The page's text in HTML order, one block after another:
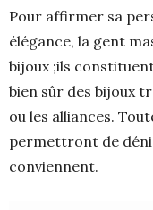
Pour affirmer sa
élégance, la gent
bijoux ;ils
bien sûr des bijoux
ou les alliances.
permettront de
conviennent.